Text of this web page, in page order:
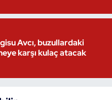
Avcı, buzullardaki
karşı kulaç atacak